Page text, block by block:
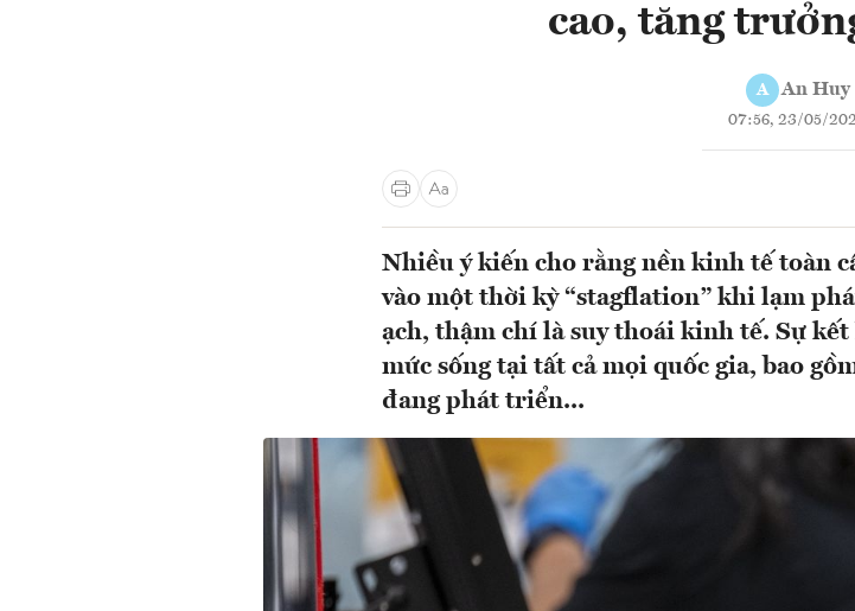
cao, tăng
A An Huy
07:56, 23/05/
Nhiều ý kiến cho rằng nền kinh tế toàn
vào một thời kỳ “stagflation” khi lạm
ạch, thậm chí là suy thoái kinh tế. Sự kết
mức sống tại tất cả mọi quốc gia, bao
đang phát triển...